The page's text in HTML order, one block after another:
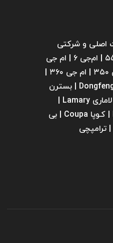
اصلی و شرکتی
لـوازم یدکی خودروهای ام‌جی ۵۵۰ | ام‌جی ۶ | ام جی
دیگنیتی Dignity | دانگ فنــگ Dongfeng | بسترن
فیدلیتی Fidelity | سابرینا ‌baic | کـوپا Coupa | بی
وای دی BYD | بسترن Besturn | ترامپچی